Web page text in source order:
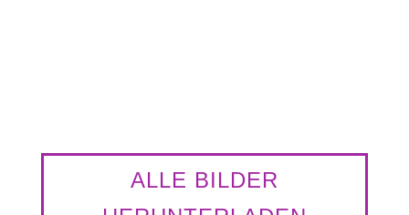
ALLE BILDER